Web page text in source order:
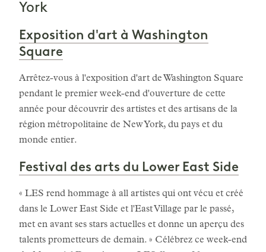
York
Exposition d'art à Washington
Square
Arrêtez-vous à l'exposition d'art de Washington Square
pendant le premier week-end d'ouverture de cette
année pour découvrir des artistes et des artisans de la
région métropolitaine de New York, du pays et du
monde entier.
Festival des arts du Lower East Side
« LES rend hommage à all artistes qui ont vécu et créé
dans le Lower East Side et l'East Village par le passé,
met en avant ses stars actuelles et donne un aperçu des
talents prometteurs de demain. » Célébrez ce week-end